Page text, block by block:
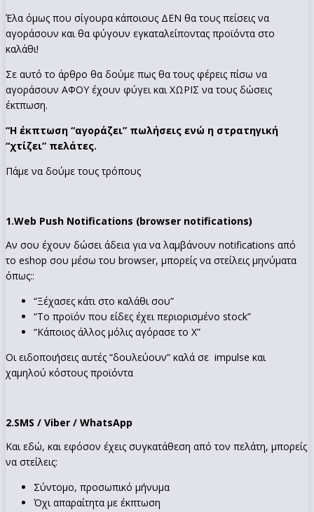
Έλα όμως που σίγουρα κάποιους ΔΕΝ θα τους πείσεις να
αγοράσουν και θα φύγουν εγκαταλείποντας προϊόντα στο
καλάθι!
Σε αυτό το άρθρο θα δούμε πως θα τους φέρεις πίσω να
αγοράσουν ΑΦΟΥ έχουν φύγει και ΧΩΡΙΣ να τους δώσεις
έκτπωση.
“Η έκπτωση “αγοράζει” πωλήσεις ενώ η στρατηγική
“χτίζει” πελάτες.
Πάμε να δούμε τους τρόπους
1.Web Push Notifications (browser notifications)
Αν σου έχουν δώσει άδεια για να λαμβάνουν notifications από
το eshop σου μέσω του browser, μπορείς να στείλεις μηνύματα
όπως::
“Ξέχασες κάτι στο καλάθι σου”
“Το προϊόν που είδες έχει περιορισμένο stock”
“Κάποιος άλλος μόλις αγόρασε το Χ”
Οι ειδοποιήσεις αυτές “δουλεύουν” καλά σε impulse και
χαμηλού κόστους προϊόντα
2.SMS / Viber / WhatsApp
Και εδώ, και εφόσον έχεις συγκατάθεση από τον πελάτη, μπορείς
να στείλεις:
Σύντομο, προσωπικό μήνυμα
Όχι απαραίτητα με έκπτωση